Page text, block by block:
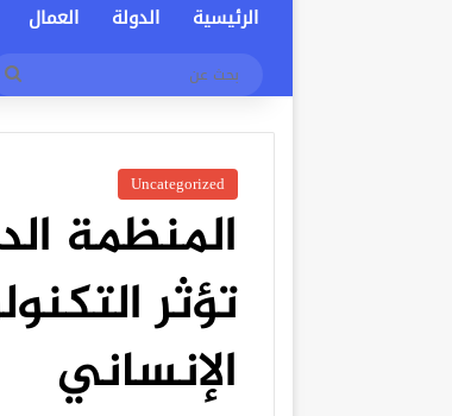
الرئيسية الدولة العمال
Uncategorized
المنظمة
تؤثر
الإنساني